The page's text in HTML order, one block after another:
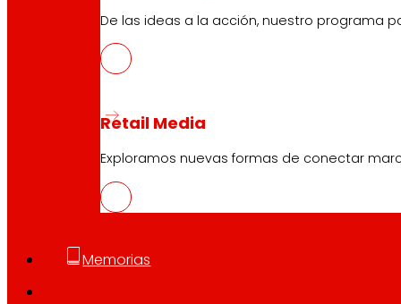
De las ideas a la acción, nuestro programa
Retail Media
Exploramos nuevas formas de conectar
Memorias
CAS